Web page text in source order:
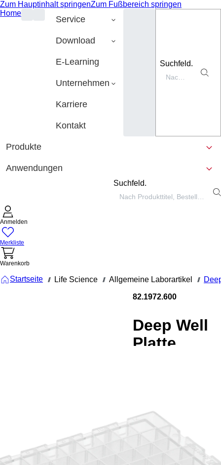
Zum Hauptinhalt springenZum Fußbereich springen
Home
Service
Download
E-Learning
Unternehmen
Karriere
Kontakt
Suchfeld.
Produkte
Anwendungen
Suchfeld.
Anmelden
Merkliste
Warenkorb
Startseite /// Life Science /// Allgemeine Laborartikel ///
82.1972.600
Deep Well
Platte,
Tested, PP
Deep Well Platte,
Protein Low Binding,